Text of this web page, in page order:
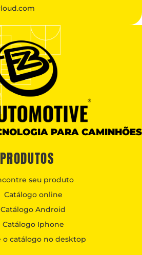
PARA CAMINHÕES
PRODUTOS
seu produto
Catálogo online
Catálogo Android
Catálogo Iphone
o catálogo no desktop